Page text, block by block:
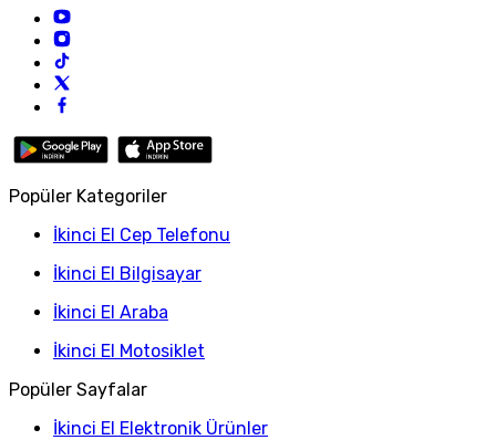
Popüler Kategoriler
İkinci El Cep Telefonu
İkinci El Bilgisayar
İkinci El Araba
İkinci El Motosiklet
Popüler Sayfalar
İkinci El Elektronik Ürünler